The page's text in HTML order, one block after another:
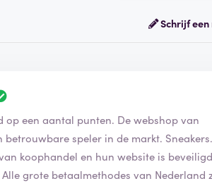
Schrijf een
op een aantal punten. De webshop van
speler in de markt.
koophandel en hun website is beveiligd
grote betaalmethodes van Nederland